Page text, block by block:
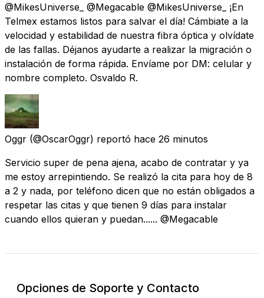
@MikesUniverse_ @Megacable @MikesUniverse_ ¡En
Telmex estamos listos para salvar el día! Cámbiate a la
velocidad y estabilidad de nuestra fibra óptica y olvídate
de las fallas. Déjanos ayudarte a realizar la migración o
instalación de forma rápida. Envíame por DM: celular y
nombre completo. Osvaldo R.
Oggr (@OscarOggr) reportó hace 26 minutos
Servicio super de pena ajena, acabo de contratar y ya
me estoy arrepintiendo. Se realizó la cita para hoy de 8
a 2 y nada, por teléfono dicen que no están obligados a
respetar las citas y que tienen 9 días para instalar
cuando ellos quieran y puedan...... @Megacable
Opciones de Soporte y Contacto